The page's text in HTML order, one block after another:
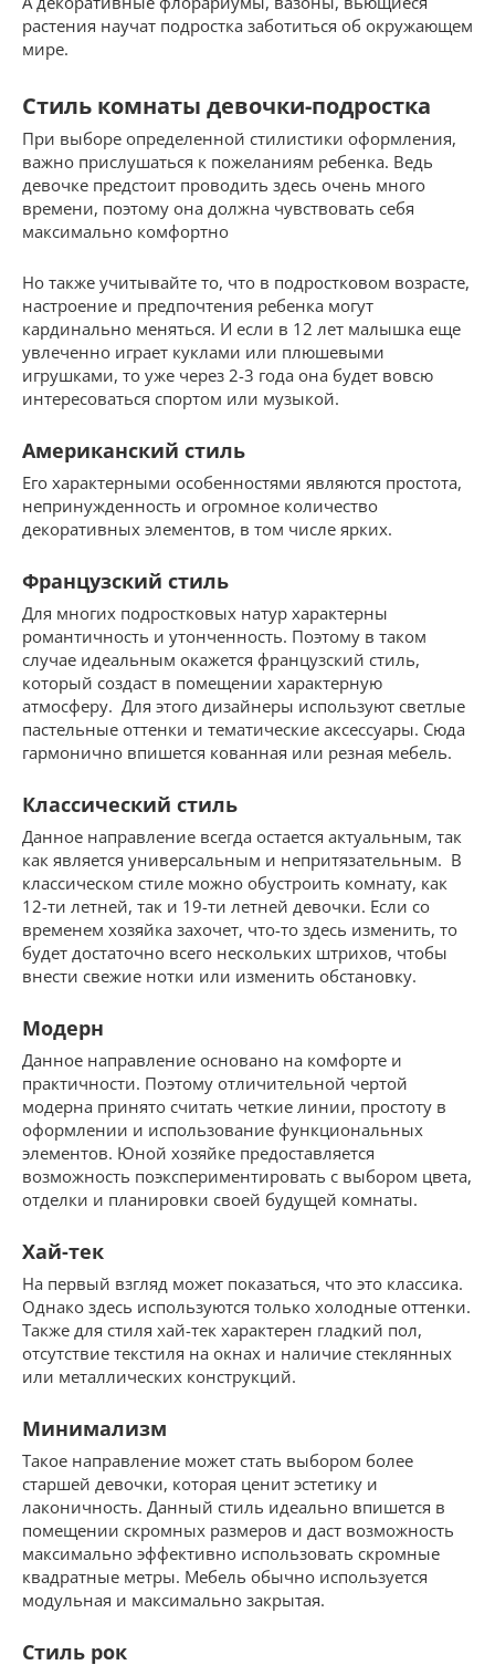
растения научат подростка заботиться об окружающем
мире.
Стиль комнаты девочки-подростка
При выборе определенной стилистики оформления,
важно прислушаться к пожеланиям ребенка. Ведь
девочке предстоит проводить здесь очень много
времени, поэтому она должна чувствовать себя
максимально комфортно
Но также учитывайте то, что в подростковом возрасте,
настроение и предпочтения ребенка могут
кардинально меняться. И если в 12 лет малышка еще
увлеченно играет куклами или плюшевыми
игрушками, то уже через 2-3 года она будет вовсю
интересоваться спортом или музыкой.
Американский стиль
Его характерными особенностями являются простота,
непринужденность и огромное количество
декоративных элементов, в том числе ярких.
Французский стиль
Для многих подростковых натур характерны
романтичность и утонченность. Поэтому в таком
случае идеальным окажется французский стиль,
который создаст в помещении характерную
атмосферу. Для этого дизайнеры используют светлые
пастельные оттенки и тематические аксессуары. Сюда
гармонично впишется кованная или резная мебель.
Классический стиль
Данное направление всегда остается актуальным, так
как является универсальным и непритязательным. В
классическом стиле можно обустроить комнату, как
12-ти летней, так и 19-ти летней девочки. Если со
временем хозяйка захочет, что-то здесь изменить, то
будет достаточно всего нескольких штрихов, чтобы
внести свежие нотки или изменить обстановку.
Модерн
Данное направление основано на комфорте и
практичности. Поэтому отличительной чертой
модерна принято считать четкие линии, простоту в
оформлении и использование функциональных
элементов. Юной хозяйке предоставляется
возможность поэкспериментировать с выбором цвета,
отделки и планировки своей будущей комнаты.
Хай-тек
На первый взгляд может показаться, что это классика.
Однако здесь используются только холодные оттенки.
Также для стиля хай-тек характерен гладкий пол,
отсутствие текстиля на окнах и наличие стеклянных
или металлических конструкций.
Минимализм
Такое направление может стать выбором более
старшей девочки, которая ценит эстетику и
лаконичность. Данный стиль идеально впишется в
помещении скромных размеров и даст возможность
максимально эффективно использовать скромные
квадратные метры. Мебель обычно используется
модульная и максимально закрытая.
Стиль рок